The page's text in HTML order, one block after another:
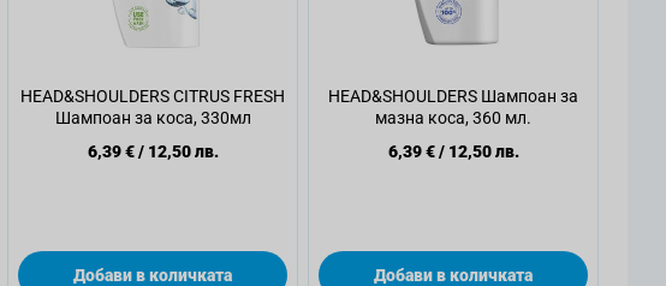
HEAD&SHOULDERS CITRUS FRESH
Шампоан за коса, 330мл
6,39 €/ 12,50 лв.
Добави в количката
HEAD&SHOULDERS Шампоан за
мазна коса, 360 мл.
6,39 €/ 12,50 лв.
Добави в количката